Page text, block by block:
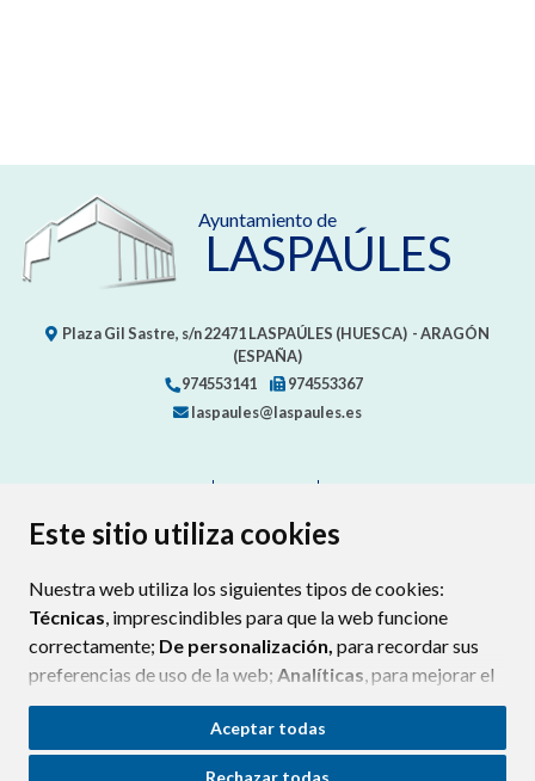
Este sitio utiliza cookies
Nuestra web utiliza los siguientes tipos de cookies:
Técnicas, imprescindibles para que la web funcione
correctamente; De personalización, para recordar sus
preferencias de uso de la web; Analíticas, para mejorar el
funcionamiento de la web y sus servicios.
Si acepta pulsando el botón“Aceptar todas”
Aceptar todas
Rechazar todas
Ayuntamiento de
LASPAÚLES
Plaza Gil Sastre, s/n22471LASPAÚLES (HUESCA) - ARAGÓN
(ESPAÑA)
974553141
974553367
laspaules@laspaules.es
PROTECCIÓN DE DATOS
POLÍTICA DE COOKIES